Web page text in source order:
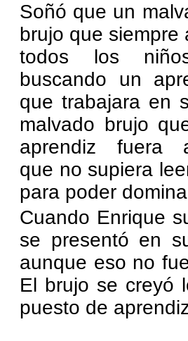
Soñó que un
brujo que siempre
todos los
buscando un
que trabajara en
malvado brujo
aprendiz fuera
que no supiera
para poder
Cuando Enrique
se presentó en
aunque eso no
El brujo se creyó
puesto de